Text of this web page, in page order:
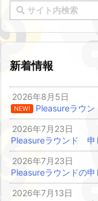
新着情報
2026年8月5日
NEW!
Pleasureラウン
2026年7月23日
Pleasureラウンド 申
2026年7月23日
Pleasureラウンドの申
2026年7月13日